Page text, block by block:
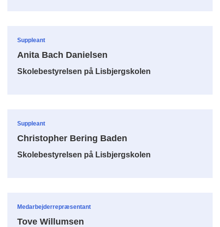
Suppleant
Anita Bach Danielsen
Skolebestyrelsen på Lisbjergskolen
Suppleant
Christopher Bering Baden
Skolebestyrelsen på Lisbjergskolen
Medarbejderrepræsentant
Tove Willumsen